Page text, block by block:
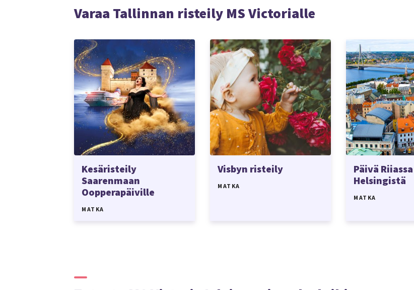
Varaa Tallinnan risteily MS Victorialle
Kesäristeily
Saarenmaan
Oopperapäiville
MATKA
Visbyn risteily
MATKA
Päivä
Helsingistä
MATKA